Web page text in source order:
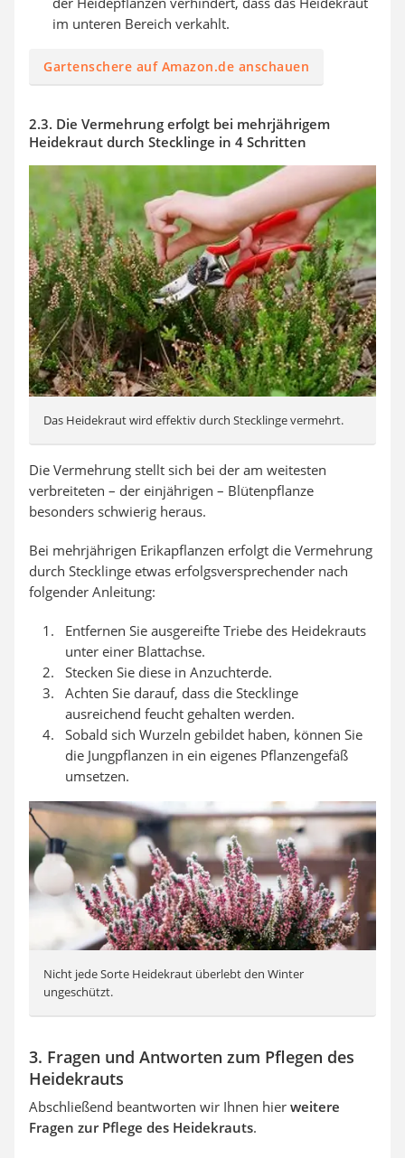
im unteren Bereich verkahlt.
Gartenschere auf Amazon.de anschauen
2.3. Die Vermehrung erfolgt bei mehrjährigem
Heidekraut durch Stecklinge in 4 Schritten
Das Heidekraut wird effektiv durch Stecklinge vermehrt.
Die Vermehrung stellt sich bei der am weitesten
verbreiteten – der einjährigen – Blütenpflanze
besonders schwierig heraus.
Bei mehrjährigen Erikapflanzen erfolgt die Vermehrung
durch Stecklinge etwas erfolgsversprechender nach
folgender Anleitung:
Entfernen Sie ausgereifte Triebe des Heidekrauts
unter einer Blattachse.
Stecken Sie diese in Anzuchterde.
Achten Sie darauf, dass die Stecklinge
ausreichend feucht gehalten werden.
Sobald sich Wurzeln gebildet haben, können Sie
die Jungpflanzen in ein eigenes Pflanzengefäß
umsetzen.
Nicht jede Sorte Heidekraut überlebt den Winter
ungeschützt.
3. Fragen und Antworten zum Pflegen des
Heidekrauts
Abschließend beantworten wir Ihnen hier weitere
Fragen zur Pflege des Heidekrauts.